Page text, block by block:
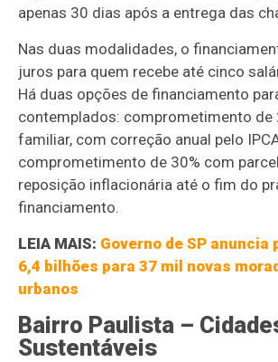
apenas 30 dias após a entrega das
Nas duas modalidades, o
juros para quem recebe até cinco
Há duas opções de financiamento
contemplados: comprometimento de
familiar, com correção anual pelo
comprometimento de 30% com
reposição inflacionária até o fim do
financiamento.
LEIA MAIS: Governo de SP anuncia
6,4 bilhões para 37 mil novas
urbanos
Bairro Paulista –
Sustentáveis